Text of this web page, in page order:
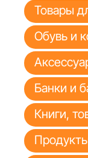
Товары
Обувь и
Банки и
Книги,